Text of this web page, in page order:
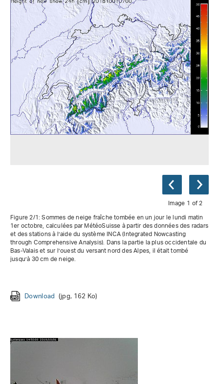
Image 1 of 2
Figure 2/1: Sommes de neige fraîche tombée en un jour le lundi matin
1er octobre, calculées par MétéoSuisse à partir des données des radars
et des stations à l’aide du système INCA (Integrated Nowcasting
through Comprehensive Analysis). Dans la partie la plus occidentale du
Bas-Valais et sur l’ouest du versant nord des Alpes, il était tombé
jusqu’à 30 cm de neige.
Download (jpg, 162 Ko)